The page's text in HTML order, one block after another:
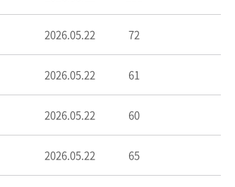
2026.05.22 72
2026.05.22 61
2026.05.22 60
2026.05.22 65